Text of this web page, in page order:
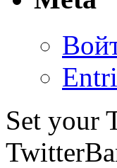
Set your